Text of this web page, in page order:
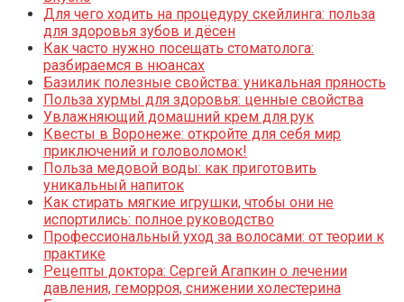
Для чего ходить на процедуру скейлинга: польза
для здоровья зубов и дёсен
Как часто нужно посещать стоматолога:
разбираемся в нюансах
Базилик полезные свойства: уникальная пряность
Польза хурмы для здоровья: ценные свойства
Увлажняющий домашний крем для рук
Квесты в Воронеже: откройте для себя мир
приключений и головоломок!
Польза медовой воды: как приготовить
уникальный напиток
Как стирать мягкие игрушки, чтобы они не
испортились: полное руководство
Профессиональный уход за волосами: от теории к
практике
Рецепты доктора: Сергей Агапкин о лечении
давления, геморроя, снижении холестерина